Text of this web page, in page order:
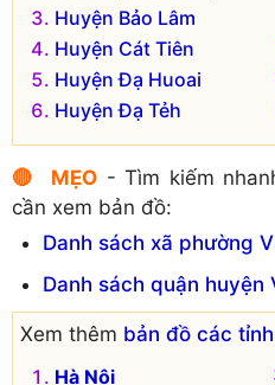
Huyện Bảo Lâm
Huyện Cát Tiên
Huyện Đạ Huoai
Huyện Đạ Tẻh
🔴 MẸO- Tìm kiếm
cần xem bản đồ:
Danh sách xã phường
Danh sách quận huyện
Xem thêm bản đồ các
Hà Nội